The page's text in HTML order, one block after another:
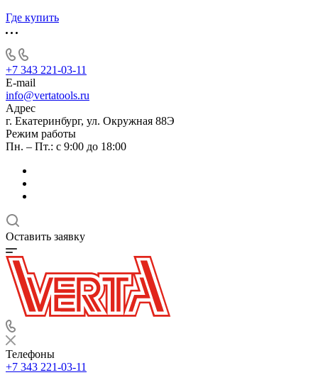
Где купить
+7 343 221-03-11
E-mail
info@vertatools.ru
Адрес
г. Екатеринбург, ул. Окружная 88Э
Режим работы
Пн. – Пт.: с 9:00 до 18:00
Оставить заявку
Телефоны
+7 343 221-03-11